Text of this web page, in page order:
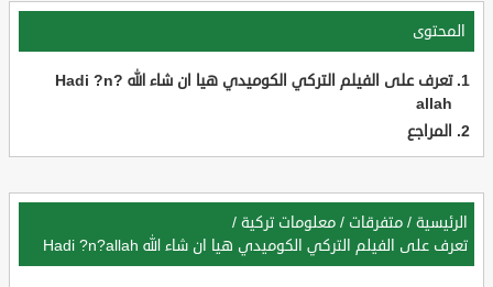
المحتوى
تعرف على الفيلم التركي الكوميدي هيا ان شاء الله Hadi ?n?
allah
المراجع
الرئيسية / متفرقات / معلومات تركية /
تعرف على الفيلم التركي الكوميدي هيا ان شاء الله Hadi ?n?allah